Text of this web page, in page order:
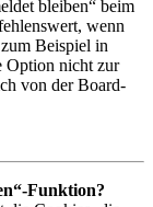
bleiben“ beim
wenn
Beispiel in
Option nicht zur
von der Board-
Funktion?